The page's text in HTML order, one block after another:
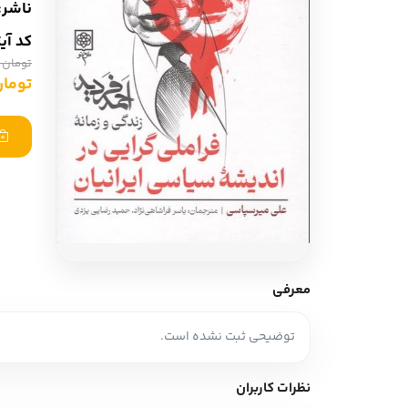
ادبیات آلمان
ادبیات ترکیه
ادبیات آسیا
سایر کشورهای اروپا
ادبیات
جستار و مقاله
زبان شناسی
کد
تومان 1,390,000
تومان
معرفی
توضیحی ثبت نشده است.
نظرات کاربران